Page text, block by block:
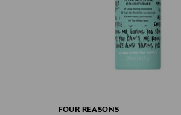
FOUR REASONS